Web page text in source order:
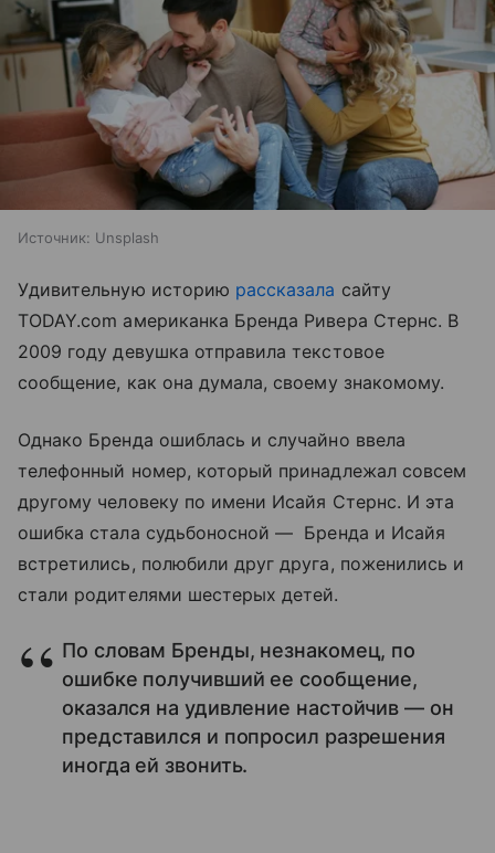
Источник: Unsplash
Удивительную историю рассказала сайту
TODAY.com американка Бренда Ривера Стернс. В
2009 году девушка отправила текстовое
сообщение, как она думала, своему знакомому.
Однако Бренда ошиблась и случайно ввела
телефонный номер, который принадлежал совсем
другому человеку по имени Исайя Стернс. И эта
ошибка стала судьбоносной — Бренда и Исайя
встретились, полюбили друг друга, поженились и
стали родителями шестерых детей.
По словам Бренды, незнакомец, по
ошибке получивший ее сообщение,
оказался на удивление настойчив — он
представился и попросил разрешения
иногда ей звонить.